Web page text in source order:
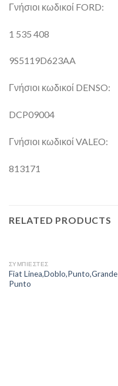
Γνήσιοι κωδικοί FORD:
1 535 408
9S5119D623AA
Γνήσιοι κωδικοί DENSO:
DCP09004
Γνήσιοι κωδικοί VALEO:
813171
RELATED PRODUCTS
ΣΥΜΠΙΕΣΤΕΣ
Fiat Linea,Doblo,Punto,Grande
Punto